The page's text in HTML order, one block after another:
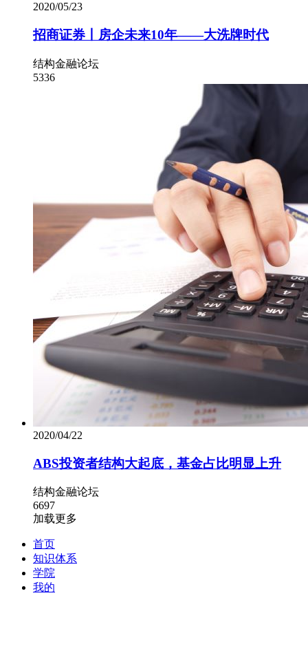
2020/05/23
招商证券丨房企未来10年——大洗牌时代
结构金融论坛
5336
2020/04/22
ABS投资者结构大起底，基金占比明显上升
结构金融论坛
6697
加载更多
首页
知识体系
学院
我的